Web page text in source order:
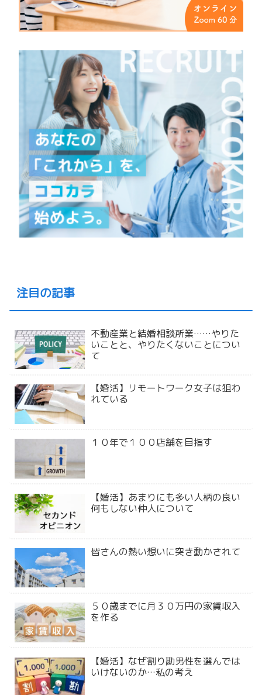
注目の記事
不動産業と結婚相談所業……やりた
いことと、やりたくないことについ
て
【婚活】リモートワーク女子は狙わ
れている
１０年で１００店舗を目指す
【婚活】あまりにも多い人柄の良い
何もしない仲人について
皆さんの熱い想いに突き動かされて
５０歳までに月３０万円の家賃収入
を作る
【婚活】なぜ割り勘男性を選んでは
いけないのか…私の考え